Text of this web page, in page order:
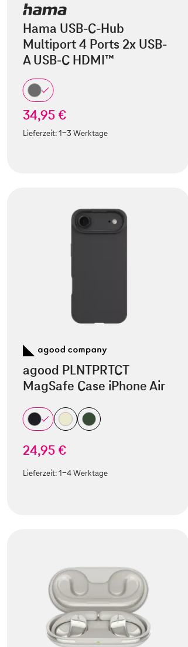
Hama USB-C-Hub
Multiport 4 Ports 2x USB-
A USB-C HDMI™
34,95 €
Lieferzeit:1-3 Werktage
agood PLNTPRTCT
MagSafe Case iPhone Air
24,95 €
Lieferzeit:1-4 Werktage